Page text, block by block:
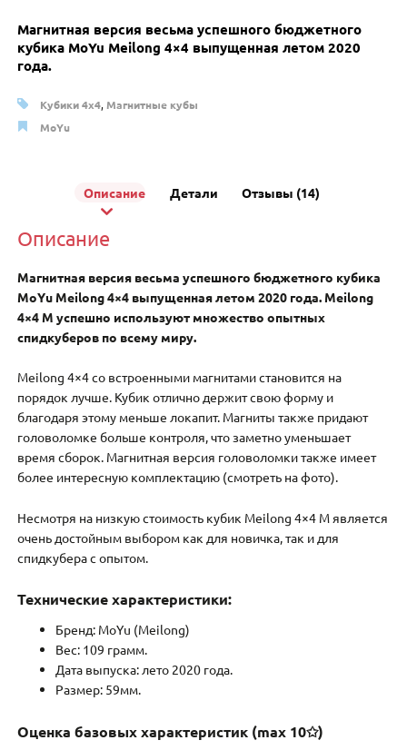
Магнитная версия весьма успешного бюджетного
кубика MoYu Meilong 4×4 выпущенная летом 2020
года.
Кубики 4x4,Магнитные кубы
MoYu
Описание Детали Отзывы (14)
Описание
Магнитная версия весьма успешного бюджетного кубика
MoYu Meilong 4×4 выпущенная летом 2020 года. Meilong
4×4 M успешно используют множество опытных
спидкуберов по всему миру.
Meilong 4×4 со встроенными магнитами становится на
порядок лучше. Кубик отлично держит свою форму и
благодаря этому меньше локапит. Магниты также придают
головоломке больше контроля, что заметно уменьшает
время сборок. Магнитная версия головоломки также имеет
более интересную комплектацию (смотреть на фото).
Несмотря на низкую стоимость кубик Meilong 4×4 M является
очень достойным выбором как для новичка, так и для
спидкубера с опытом.
Технические характеристики:
Бренд: MoYu (Meilong)
Вес: 109 грамм.
Дата выпуска: лето 2020 года.
Размер: 59мм.
Оценка базовых характеристик (max 10✩)